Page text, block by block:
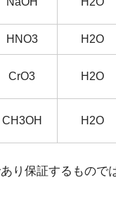
HNO3 H2O
CrO3 H2O
CH3OH H2O
り保証するもので